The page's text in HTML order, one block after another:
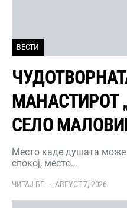
ВЕСТИ
МАНАСТИРОТ
СЕЛО
Место каде душата може
спокој, место…
ЧИТАЈ БЕ АВГУСТ 7, 2026